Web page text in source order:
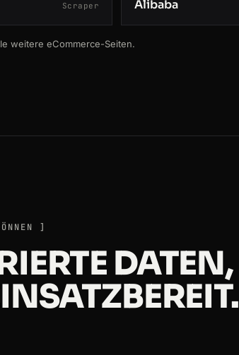
Scraper Alibaba
weitere eCommerce-Seiten.
DATEN,